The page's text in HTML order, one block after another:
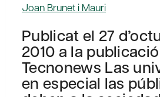
Joan Brunet i Mauri
Publicat el 27
2010 a la
Tecnonews Las
en especial las